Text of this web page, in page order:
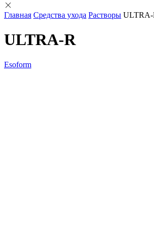
Главная Средства ухода Растворы ULTRA-
ULTRA-R
Esoform